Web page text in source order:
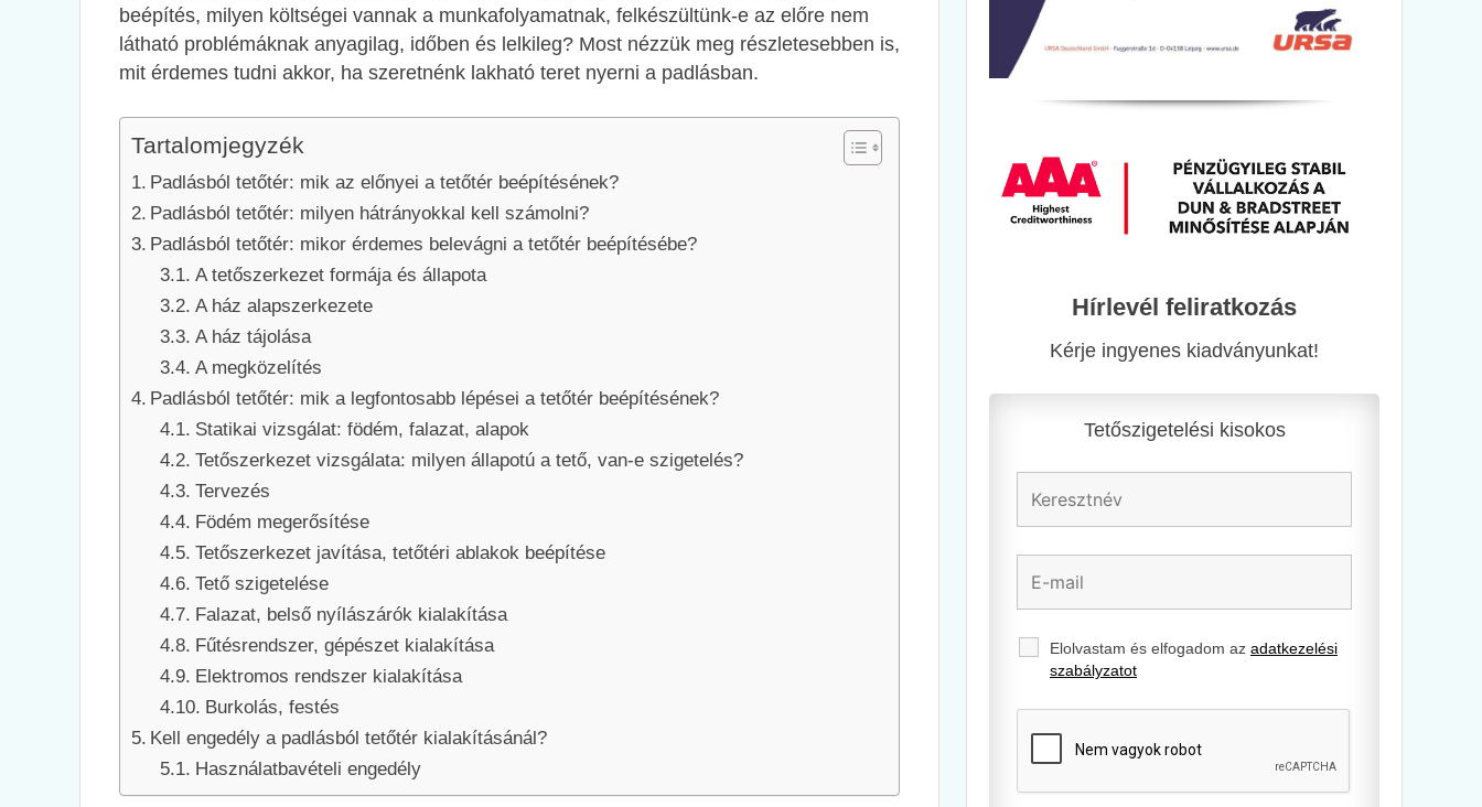
beépítés, milyen költségei vannak a munkafolyamatnak, felkészültünk-e az előre nem
látható problémáknak anyagilag, időben és lelkileg? Most nézzük meg részletesebben is,
mit érdemes tudni akkor, ha szeretnénk lakható teret nyerni a padlásban.
Tartalomjegyzék
Padlásból tetőtér: mik az előnyei a tetőtér beépítésének?
Padlásból tetőtér: milyen hátrányokkal kell számolni?
Padlásból tetőtér: mikor érdemes belevágni a tetőtér beépítésébe?
A tetőszerkezet formája és állapota
A ház alapszerkezete
A ház tájolása
A megközelítés
Padlásból tetőtér: mik a legfontosabb lépései a tetőtér beépítésének?
Statikai vizsgálat: födém, falazat, alapok
Tetőszerkezet vizsgálata: milyen állapotú a tető, van-e szigetelés?
Tervezés
Födém megerősítése
Tetőszerkezet javítása, tetőtéri ablakok beépítése
Tető szigetelése
Falazat, belső nyílászárók kialakítása
Fűtésrendszer, gépészet kialakítása
Elektromos rendszer kialakítása
Burkolás, festés
Kell engedély a padlásból tetőtér kialakításánál?
Használatbavételi engedély
Hírlevél feliratkozás
Kérje ingyenes kiadványunkat!
Tetőszigetelési kisokos
Elolvastam és elfogadom az adatkezelési
szabályzatot